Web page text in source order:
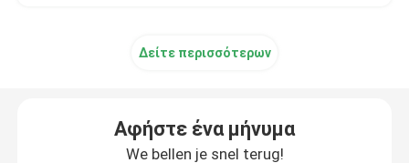
Δείτε περισσότερων
Αφήστε ένα μήνυμα
We bellen je snel terug!